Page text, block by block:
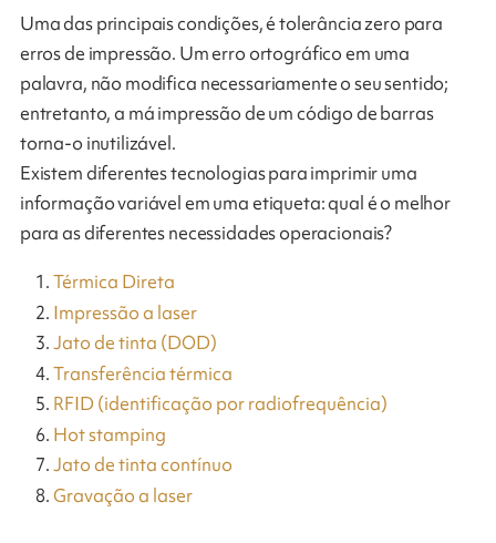
​Uma das principais condições, é tolerância zero para
erros de impressão. Um erro ortográfico em uma
palavra, não modifica necessariamente o seu sentido;
entretanto, a má impressão de um código de barras
torna-o inutilizável.
Existem diferentes tecnologias para imprimir uma
informação variável em uma etiqueta: qual é o melhor
para as diferentes necessidades operacionais?
Térmica Direta
Impressão a laser
Jato de tinta (DOD)
Transferência térmica
RFID (identificação por radiofrequência)
Hot stamping
Jato de tinta contínuo
Gravação a laser